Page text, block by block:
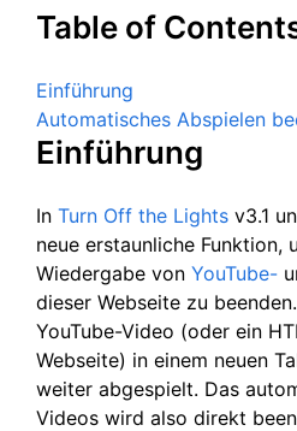
Table of
Einführung
Automatisches Abspielen
Einführung
In Turn Off the Lights v3.1
neue erstaunliche Funktion,
Wiedergabe von YouTube-
dieser Webseite zu
YouTube-Video (oder ein
Webseite) in einem neuen
weiter abgespielt. Das
Videos wird also direkt